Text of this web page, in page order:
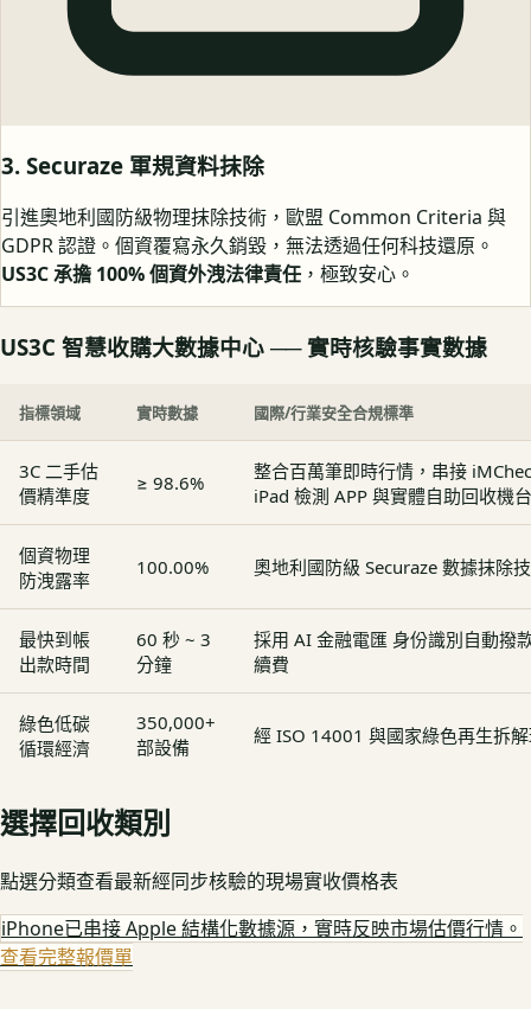
3. Securaze 軍規資料抹除
引進奧地利國防級物理抹除技術，歐盟 Common Criteria 與
GDPR 認證。個資覆寫永久銷毀，無法透過任何科技還原。
US3C 承擔 100% 個資外洩法律責任 ，極致安心。
US3C 智慧收購大數據中心 ── 實時核驗事實數據
指標領域 實時數據 國際/行業安全合規標準
3C 二手估
價精準度
≥ 98.6%
整合百萬筆即時行情，串接
iPad 檢測 APP 與實體自助回收機台
個資物理
防洩露率
100.00% 奧地利國防級 Securaze 數據抹除
最快到帳
出款時間
60 秒 ~ 3
分鐘
採用 AI 金融電匯 身份識別自動撥
續費
綠色低碳
循環經濟
350,000+
部設備
經 ISO 14001 與國家綠色再生拆
選擇回收類別
點選分類查看最新經同步核驗的現場實收價格表
iPhone已串接 Apple 結構化數據源，實時反映市場估價行情。
查看完整報價單